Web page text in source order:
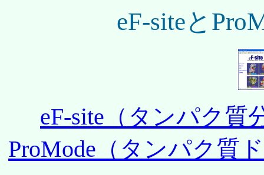
eF-siteと
eF-site（タンパク質
ProMode（タンパク質